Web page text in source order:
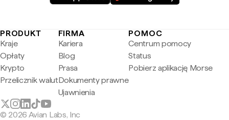
PRODUKT
Kraje
Opłaty
Krypto
Przelicznik walut
FIRMA
Kariera
Blog
Prasa
Dokumenty prawne
Ujawnienia
POMOC
Centrum pomocy
Status
Pobierz aplikację Morse
© 2026 Avian Labs, Inc